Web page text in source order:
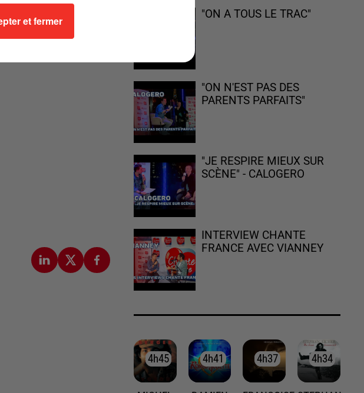
comme [son] ange
avec la mère de
"ON A TOUS LE TRAC"
"ON N'EST PAS DES
PARENTS PARFAITS"
"JE RESPIRE MIEUX SUR
SCÈNE" - CALOGERO
INTERVIEW CHANTE
FRANCE AVEC VIANNEY
4h45
4h45 4h41
4h41 4h37
4h37 4h34
4h34
et fermer